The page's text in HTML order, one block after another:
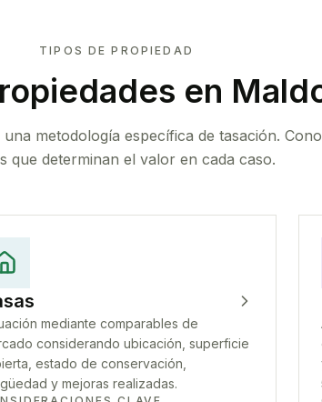
TIPOS DE PROPIEDAD
en
metodología específica de tasación.
que determinan el valor en cada caso.
mediante comparables de
considerando ubicación, superficie
estado de conservación,
y mejoras realizadas.